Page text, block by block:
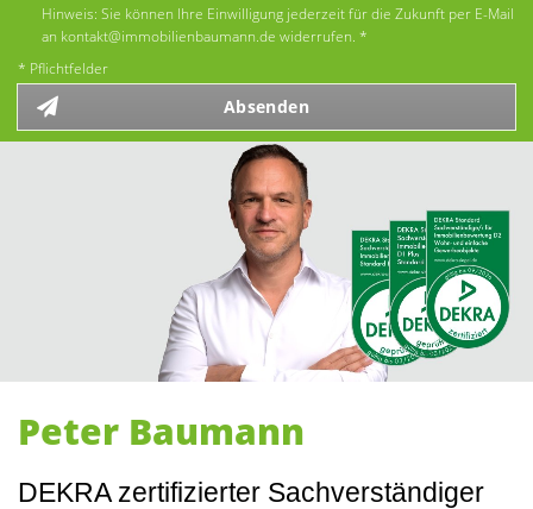
Hinweis: Sie können Ihre Einwilligung jederzeit für die Zukunft per E-Mail
an kontakt@immobilienbaumann.de widerrufen. *
* Pflichtfelder
Absenden
Peter Baumann
DEKRA zertifizierter Sachverständiger